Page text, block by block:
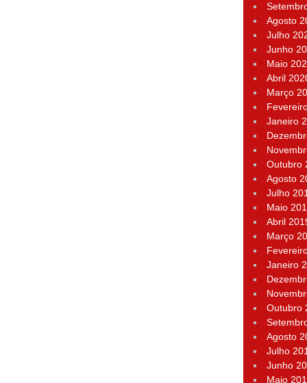
Agosto
Julho
Junho
Maio
Abril
Março
Janeiro
Outubro
Agosto
Julho
Maio
Abril
Março
Janeiro
Outubro
Agosto
Julho
Junho
Maio